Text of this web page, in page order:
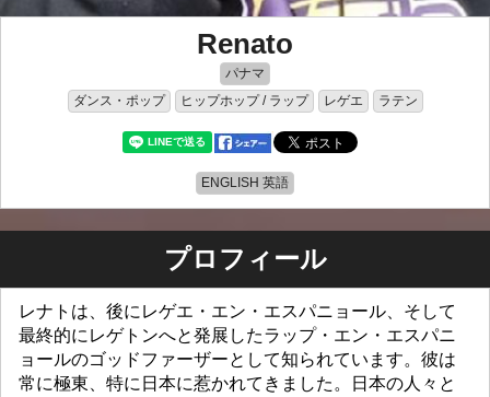
Renato
パナマ
ダンス・ポップ
ヒップホップ / ラップ レゲエ ラテン
ENGLISH 英語
プロフィール
レナトは、後にレゲエ・エン・エスパニョール、そして
最終的にレゲトンへと発展したラップ・エン・エスパニ
ョールのゴッドファーザーとして知られています。彼は
常に極東、特に日本に惹かれてきました。日本の人々と